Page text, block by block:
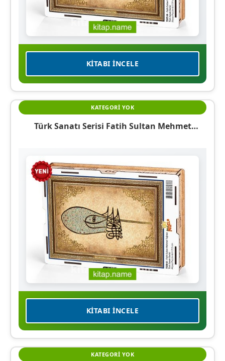
KITABI İNCELE
KATEGORI YOK
Türk Sanatı Serisi Fatih Sultan Mehmet
KITABI İNCELE
KATEGORI YOK